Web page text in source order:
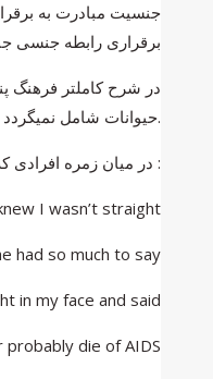
جنسیت مبادرت به
برقراری رابطه جنسی
در شرح کاملتر فرهنگ
حیوانات شامل نمیگردد.
در میان زمره افرادی که خود را پنسکچوآل قلمداد میکنند میتوان به انجل هیز اشاره کرد خواننده رپ 22 ساله ای که از محبوبیت خوبی در میان جوانان برخوردار است . انجل در” اهنگ عشق مشابه ” میگوید :
I wasn’t straight
had so much to say
in my face and said
probably die of AIDS